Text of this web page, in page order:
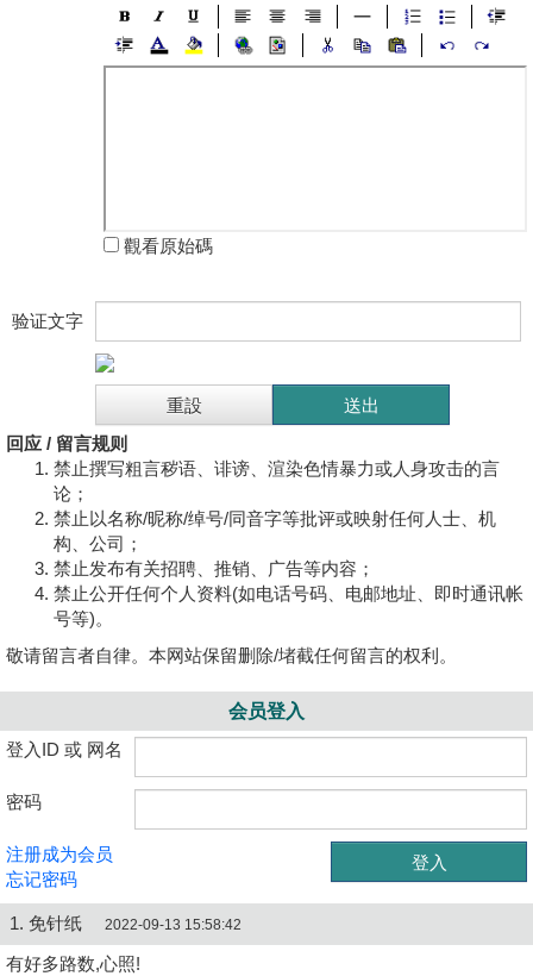
觀看原始碼
验证文字
回应 / 留言规则
禁止撰写粗言秽语、诽谤、渲染色情暴力或人身攻击的言
论；
禁止以名称/昵称/绰号/同音字等批评或映射任何人士、机
构、公司；
禁止发布有关招聘、推销、广告等内容；
禁止公开任何个人资料(如电话号码、电邮地址、即时通讯帐
号等)。
敬请留言者自律。本网站保留删除/堵截任何留言的权利。
会员登入
登入ID 或 网名
密码
注册成为会员
忘记密码
1. 免针纸 2022-09-13 15:58:42
有好多路数,心照!